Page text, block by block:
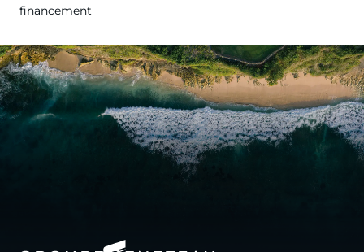
financement